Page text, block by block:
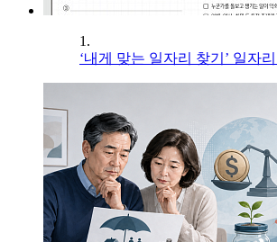
1.
‘내게 맞는 일자리 찾기’ 일자